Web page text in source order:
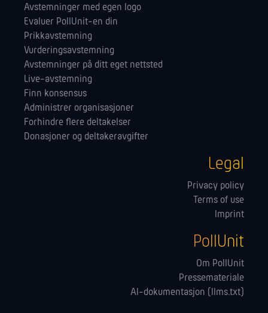
Avstemninger med egen logo
Evaluer PollUnit-en din
Prikkavstemning
Vurderingsavstemning
Avstemninger på ditt eget nettsted
Live-avstemning
Finn konsensus
Administrer orga­nisasjoner
Forhindre flere deltakelser
Donasjoner og deltakeravgifter
Legal
Privacy policy
Terms of use
Imprint
PollUnit
Om PollUnit
Pressemateriale
AI-dokumentasjon (llms.txt)